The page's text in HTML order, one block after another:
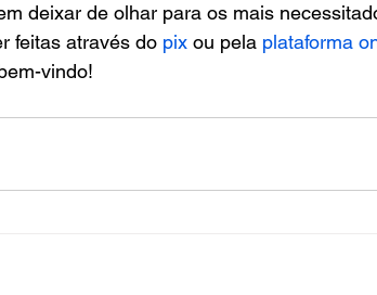
deixar de olhar para os mais
feitas através do pix ou pela plataforma
vindo!